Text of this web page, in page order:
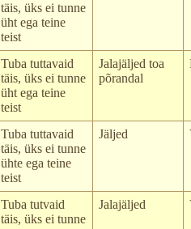
täis, üks ei tunne
üht ega teine
teist
Tuba tuttavaid
täis, üks ei tunne
üht ega teine
teist
Jalajäljed toa
põrandal
Tuba tuttavaid
täis, üks ei tunne
ühte ega teine
teist
Jäljed
Tuba tutvaid
täis, üks ei tunne
Jalajäljed